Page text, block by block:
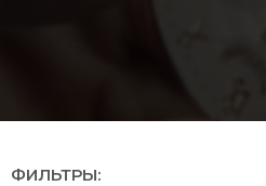
ФИЛЬТРЫ: